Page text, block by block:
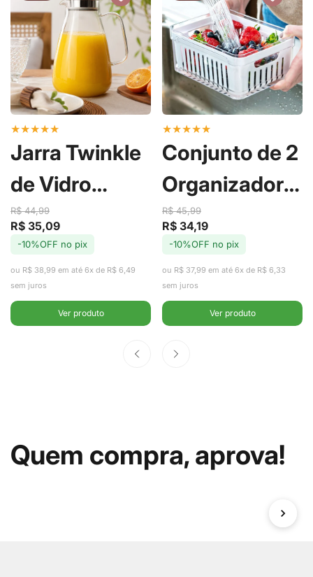
★★★★★
Jarra Twinkle
de Vidro
Borossilicato
com Tampa
em Aço Inox
2,2L -
Preço
de
R$ 35,09
Preço
regular
R$ 44,99
-10%OFF no pix
ou R$ 38,99 em até 6x de R$ 6,49
sem juros
Ver produto
★★★★★
Conjunto de 2
Organizadores
de Geladeira
com Cesto
Clear Fresh
2,2L - Ou
Preço
de
R$ 34,19
Preço
regular
R$ 45,99
-10%OFF no pix
ou R$ 37,99 em até 6x de R$ 6,33
sem juros
Ver produto
Quem compra, aprova!